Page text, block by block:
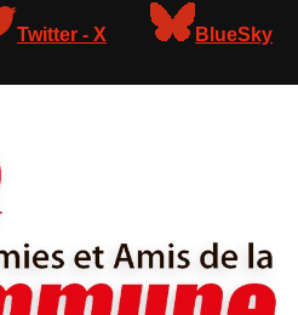
Twitter - X BlueSky